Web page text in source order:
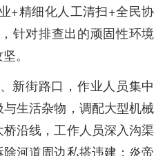
+精细化人工清扫+全民协
针对排查出的顽固性环境
。
新街路口，作业人员集中
生活杂物，调配大型机械
沿线，工作人员深入沟渠
河道周边私搭违建；炎帝